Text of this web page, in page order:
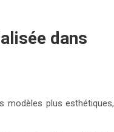
dans
modèles plus esthétiques,